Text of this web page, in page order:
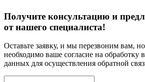
Получите консультацию и
от нашего специалиста!
Оставьте заявку, и мы перезвоним вам,
необходимо ваше согласие на обработку
данных для осуществления обратной